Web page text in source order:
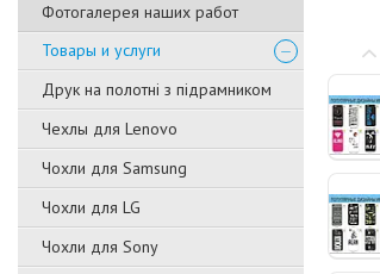
Фотогалерея наших работ
Товары и услуги
Друк на полотні з підрамником
Чехлы для Lenovo
Чохли для Samsung
Чохли для LG
Чохли для Sony